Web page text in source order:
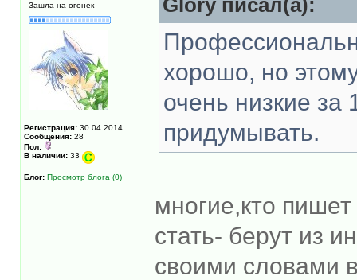
Зашла на огонек
Регистрация: 30.04.2014
Сообщения: 28
Пол:
В наличии: 33
Блог: Просмотр блога (0)
Glory писал(а):
хорошо, но
очень низкие за
придумывать.
многие,кто
стать- берут из
своими словами